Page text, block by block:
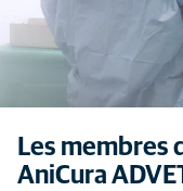
Les membres
AniCura